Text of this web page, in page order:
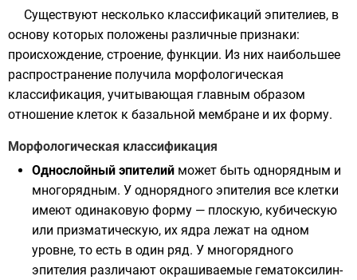
Существуют несколько классификаций эпителиев, в
основу которых положены различные признаки:
происхождение, строение, функции. Из них наибольшее
распространение получила морфологическая
классификация, учитывающая главным образом
отношение клеток к базальной мембране и их форму.
Морфологическая классификация
Однослойный эпителий может быть однорядным и
многорядным. У однорядного эпителия все клетки
имеют одинаковую форму — плоскую, кубическую
или призматическую, их ядра лежат на одном
уровне, то есть в один ряд. У многорядного
эпителия различают окрашиваемые гематоксилин-